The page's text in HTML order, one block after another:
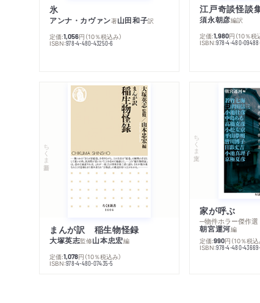
氷
アンナ・カヴァン著山田和子訳
定価:1,056円 （10％税込み）
ISBN:978-4-480-43250-6
江戸奇談怪談
須永朝彦編訳
定価:1,980円 （10％税
ISBN:978-4-480-
ちくま新書
まんが訳 稲生物怪録
大塚英志監修山本忠宏編
定価:1,078円 （10％税込み）
ISBN:978-4-480-07435-5
ちくま文庫
家が呼ぶ
─物件ホラー傑作選
朝宮運河編
定価:990円 （10％税込
ISBN:978-4-480-